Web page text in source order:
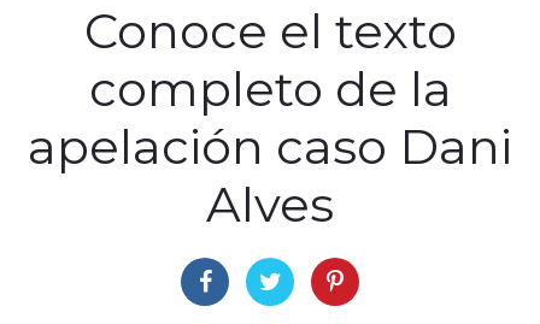
Conoce el texto
completo de la
apelación caso Dani
Alves